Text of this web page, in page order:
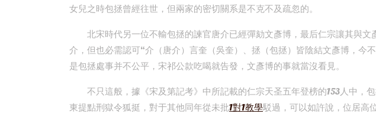
女兒之時包拯曾經往世，但兩家的密切關系是不克不及疏忽的。
北宋時代另一位不輸包拯的諫官唐介已經彈劾文彥博，最后仁宗讓其與
介，但也必需認可“介（唐介）言奎（吳奎）、拯（包拯）皆陰結文彥博，今
是包拯處事并不公平，宋祁公款吃喝就告發，文彥博的事就當沒看見。
不只這般，據《宋及第記考》中所記載的仁宗天圣五年登榜的153人中，
東提點刑獄令狐挺，對于其他同年從未批1對1教學駁過，可以如許說，位居高